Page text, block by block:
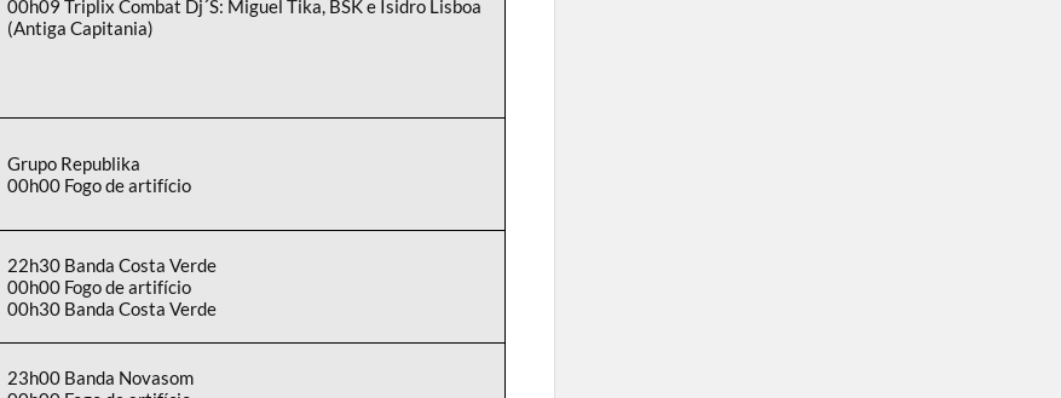
00h09 Triplix Combat Dj´S: Miguel Tika, BSK e Isidro Lisboa
(Antiga Capitania)
Grupo Republika
00h00 Fogo de artifício
22h30 Banda Costa Verde
00h00 Fogo de artifício
00h30 Banda Costa Verde
23h00 Banda Novasom